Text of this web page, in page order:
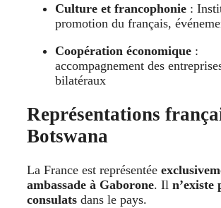
Culture et francophonie :
promotion du français,
Coopération économique :
accompagnement des
bilatéraux
Représentations
Botswana
La France est représentée
ambassade à Gaborone. Il n’existe
consulats dans le pays.